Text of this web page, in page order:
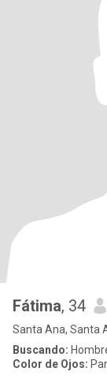
Fátima, 34
Santa Ana, Santa
Buscando:
Color de Ojos: